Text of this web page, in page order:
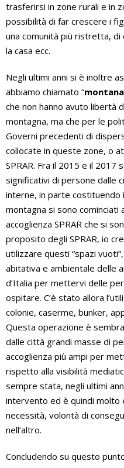
trasferirsi in zone rurali e in
possibilità di far crescere i
una comunità più ristretta,
la casa ecc.
Negli ultimi anni si è inoltre
abbiamo chiamato “
che non hanno avuto libertà
montagna, ma che per le
Governi precedenti di
collocate in queste zone, o
SPRAR. Fra il 2015 e il
significativi di persone dalle
interne, in parte costituendo
montagna si sono
accoglienza SPRAR che si
proposito degli SPRAR, io
utilizzare questi “spazi
abitativa e ambientale delle
d’Italia per mettervi delle
ospitare. C’è stato allora
colonie, caserme, bunker,
Questa operazione è
dalle città grandi masse di
accoglienza più ampi per
rispetto alla visibilità
sempre stata, negli ultimi
intervento ed è quindi molto
necessità, volontà di
nell’altro.
Concludendo su questo